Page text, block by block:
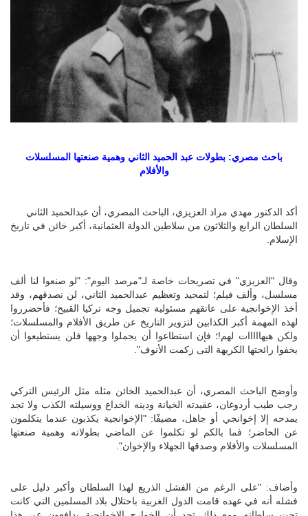
باحث مصري: بطولات عبد الحميد الثاني وهمية صنعتها المسلسلات
والأفلام
أكد الدكتور مهدي مراد العزيزي، الباحث المصري، أن عبدالحميد الثاني
السلطان الرابع والثلاثون من سلاطين الدولة العثمانية، أكبر خائن في تاريخ
الإسلام.
وقال "العزيزي" في تصريحات خاصة لـ"مرصد اليوم": "لو صنعوا لنا ألف
مسلسل، وألف فيلم؛ لتمجيد وتعظيم عبدالحميد الثاني، لن نصدقهم، وقد
أخذ الإخوانجية على عاتقهم مسئولية تجميل وجه تركيا القبيح؛ فأحضرروا
لهذه المهمة أكبر الكذابين لتزوير التاريخ عن طريق الأفلام والمسلسلات؛
ولكن هيهااااات لهم!؛ فإن استطاعوا أن يجملوا وجهها فلن يستطيعوا أن
يخفوا رائحتها الكريهة التى زكمت الأنوف".
وأوضح الباحث المصري، أن عبدالحميد الخائن مثله مثل الرئيس التركي
رجب طيب أردوغان، عقيدته الخيانة ودينه الخداع ووسيلته الكذب ولا تجد
يمدحه إلا إخوانجي أو جاهل، مضيفًا: "الإخوانجية يكذبون عندما يتكلمون
عن الحاضر؛ فما بالكم لو تكلموا عن الماضي بطولاته وهمية صنعتها
المسلسلات والأفلام وصدقها الجهلاء والإخوان".
وأضاف: "على الرغم من الفشل الذريع لهذا السلطان وأكبر دليل على
فشله أنه في عهده قامت الدول الغربية باحتلال بلاد المسلمين التي كانت